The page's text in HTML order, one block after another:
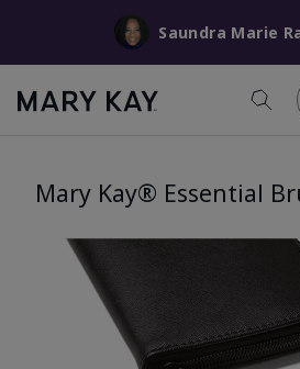
Mary Kay® Essential